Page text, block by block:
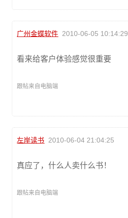
广州金蝶软件 2010-06-05 10:14:29
看来给客户体验感觉很重要
跟帖来自电脑端
左岸读书 2010-06-04 21:04:25
真应了，什么人卖什么书！
跟帖来自电脑端